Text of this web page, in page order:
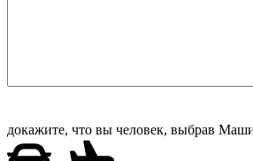
докажите, что вы человек, выбрав